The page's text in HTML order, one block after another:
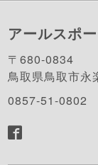
アールスポ
〒680-0834
鳥取県鳥取市永
0857-51-0802